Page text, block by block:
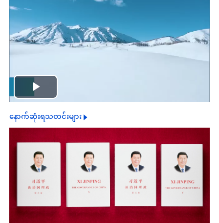
Play
Video
နောက်ဆုံးရသတင်းများ